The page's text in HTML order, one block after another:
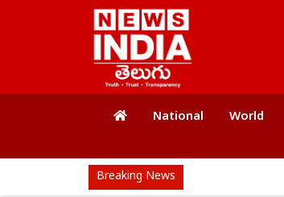
National World
Breaking News